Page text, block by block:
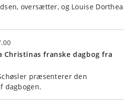
oversætter, og Louise Dorthea
Christinas franske dagbog fra
præsenterer den
dagbogen.